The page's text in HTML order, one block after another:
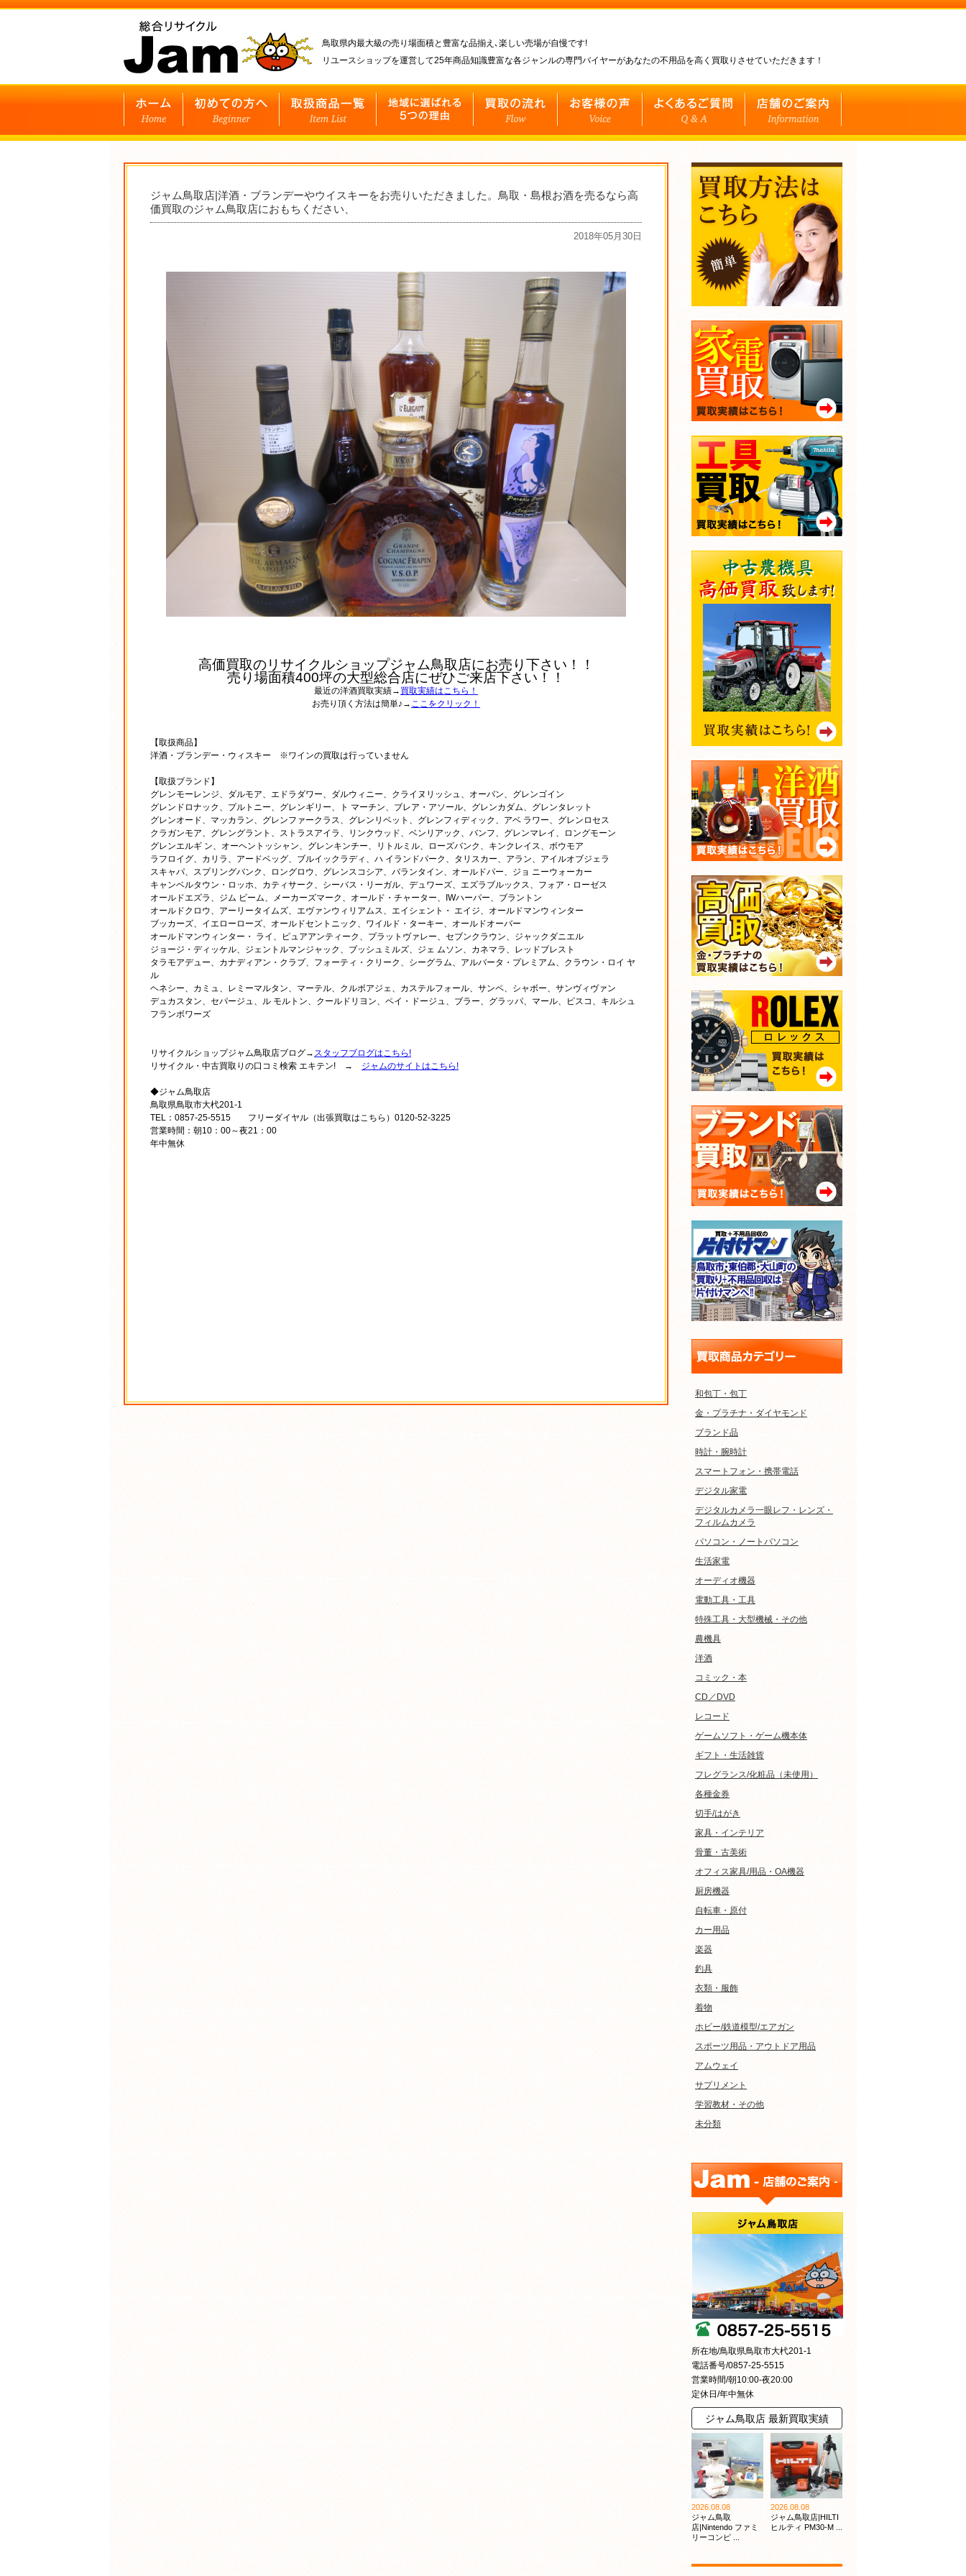
鳥取県内最大級の売り場面積と豊富な品揃え､楽しい売場が自慢です!
リユースショップを運営して25年商品知識豊富な各ジャンルの専門バイヤーがあなたの不用品を高く買取りさせていただきます！
ジャム鳥取店|洋酒・ブランデーやウイスキーをお売りいただきました。鳥取・島根お酒を売るなら高
価買取のジャム鳥取店におもちください、
2018年05月30日
高価買取のリサイクルショップジャム鳥取店にお売り下さい！！
売り場面積400坪の大型総合店にぜひご来店下さい！！
最近の洋酒買取実績→ 買取実績はこちら！
お売り頂く方法は簡単♪→ ここをクリック！
【取扱商品】
洋酒・ブランデー・ウィスキー ※ワインの買取は行っていません
【取扱ブランド】
グレンモーレンジ、ダルモア、エドラダワー、ダルウィニー、クライヌリッシュ、オーバン、グレンゴイン
グレンドロナック、プルトニー、グレンギリー、ト マーチン、ブレア・アソール、グレンカダム、グレンタレット
グレンオード、マッカラン、グレンファークラス、グレンリベット、グレンフィディック、アベ ラワー、グレンロセス
クラガンモア、グレングラント、ストラスアイラ、リンクウッド、ベンリアック、バンフ、グレンマレイ、ロングモーン
グレンエルギ ン、オーヘントッシャン、グレンキンチー、リトルミル、ローズバンク、キンクレイス、ボウモア
ラフロイグ、カリラ、アードベッグ、ブルイックラディ、ハ イランドパーク、タリスカー、アラン、アイルオブジェラ
スキャパ、スプリングバンク、ロングロウ、グレンスコシア、バランタイン、オールドパー、ジョ ニーウォーカー
キャンベルタウン・ロッホ、カティサーク、シーバス・リーガル、デュワーズ、エズラブルックス、フォア・ローゼス
オールドエズラ、ジム ビーム、メーカーズマーク、オールド・チャーター、IWハーパー、ブラントン
オールドクロウ、アーリータイムズ、エヴァンウィリアムス、エイシェント・ エイジ、オールドマンウィンター
ブッカーズ、イエローローズ、オールドセントニック、ワイルド・ターキー、オールドオーバー
オールドマンウィンター・ ライ、ピュアアンティーク、プラットヴァレー、セブンクラウン、ジャックダニエル
ジョージ・ディッケル、ジェントルマンジャック、ブッシュミルズ、ジェ ムソン、カネマラ、レッドブレスト
タラモアデュー、カナディアン・クラブ、フォーティ・クリーク、シーグラム、アルバータ・プレミアム、クラウン・ロイ ヤ
ル
ヘネシー、カミュ、レミーマルタン、マーテル、クルボアジェ、カステルフォール、サンペ、シャボー、サンヴィヴァン
デュカスタン、セパージュ、ル モルトン、クールドリヨン、ペイ・ドージュ、ブラー、グラッパ、マール、ピスコ、キルシュ
フランボワーズ
リサイクルショップジャム鳥取店ブログ→ スタッフブログはこちら!
リサイクル・中古買取りの口コミ検索 エキテン! → ジャムのサイトはこちら!
◆ジャム鳥取店
鳥取県鳥取市大杙201-1
TEL：0857-25-5515 フリーダイヤル（出張買取はこちら）0120-52-3225
営業時間：朝10：00～夜21：00
年中無休
和包丁・包丁
金・プラチナ・ダイヤモンド
ブランド品
時計・腕時計
スマートフォン・携帯電話
デジタル家電
デジタルカメラ一眼レフ・レンズ・
フィルムカメラ
パソコン・ノートパソコン
生活家電
オーディオ機器
電動工具・工具
特殊工具・大型機械・その他
農機具
洋酒
コミック・本
CD／DVD
レコード
ゲームソフト・ゲーム機本体
ギフト・生活雑貨
フレグランス/化粧品（未使用）
各種金券
切手/はがき
家具・インテリア
骨董・古美術
オフィス家具/用品・OA機器
厨房機器
自転車・原付
カー用品
楽器
釣具
衣類・服飾
着物
ホビー/鉄道模型/エアガン
スポーツ用品・アウトドア用品
アムウェイ
サプリメント
学習教材・その他
未分類
所在地/鳥取県鳥取市大杙201-1
電話番号/0857-25-5515
営業時間/朝10:00-夜20:00
定休日/年中無休
ジャム鳥取店 最新買取実績
2026.08.08
ジャム鳥取
店|Nintendo ファミ
リーコンピ ...
2026.08.08
ジャム鳥取店|HILTI
ヒルティ PM30-M ...